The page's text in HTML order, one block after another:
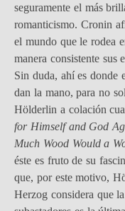
seguramente el más
romanticismo. Cronin
el mundo que le rodea
manera consistente sus
Sin duda, ahí es donde
dan la mano, para no
Hölderlin a colación
for Himself and God
Much Wood Would a
éste es fruto de su
que, por este motivo,
Herzog considera que